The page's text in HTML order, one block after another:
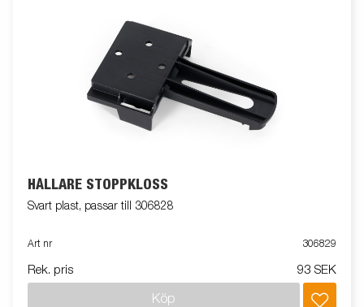
HÅLLARE STOPPKLOSS
Svart plast, passar till 306828
Art nr 306829
Rek. pris 93 SEK
Köp